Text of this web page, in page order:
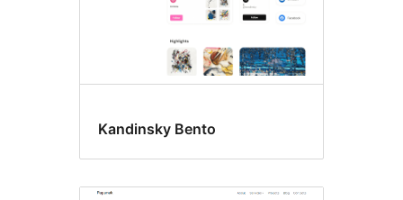
Kandinsky Bento